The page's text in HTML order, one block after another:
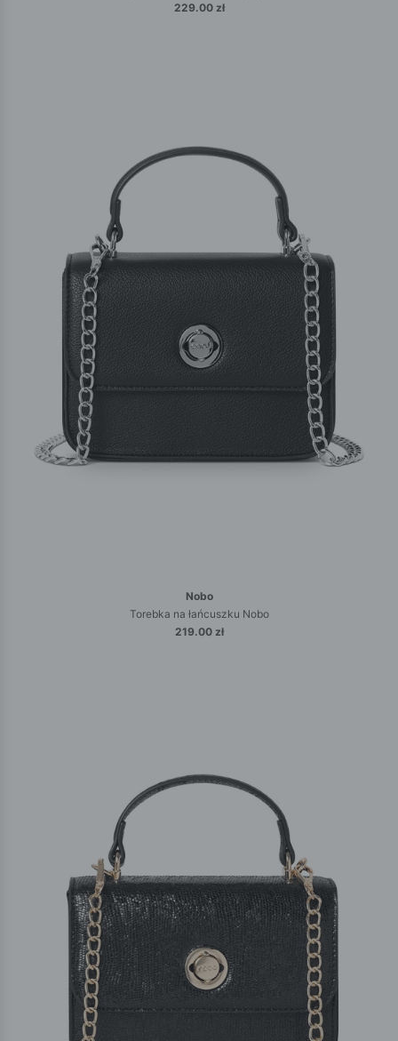
229.00 zł
Nobo
Torebka na łańcuszku Nobo
219.00 zł